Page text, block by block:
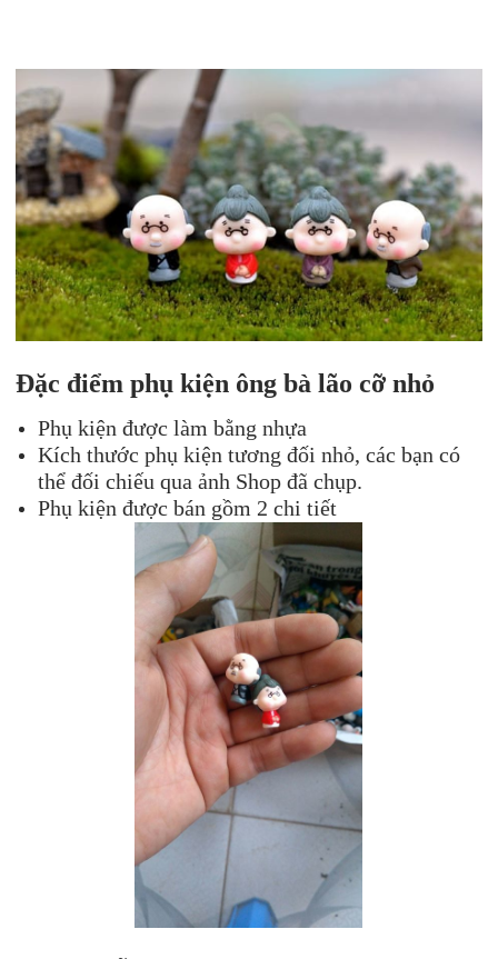
Đặc điểm phụ kiện ông bà lão cỡ nhỏ
Phụ kiện được làm bằng nhựa
Kích thước phụ kiện tương đối nhỏ, các bạn có
thể đối chiếu qua ảnh Shop đã chụp.
Phụ kiện được bán gồm 2 chi tiết